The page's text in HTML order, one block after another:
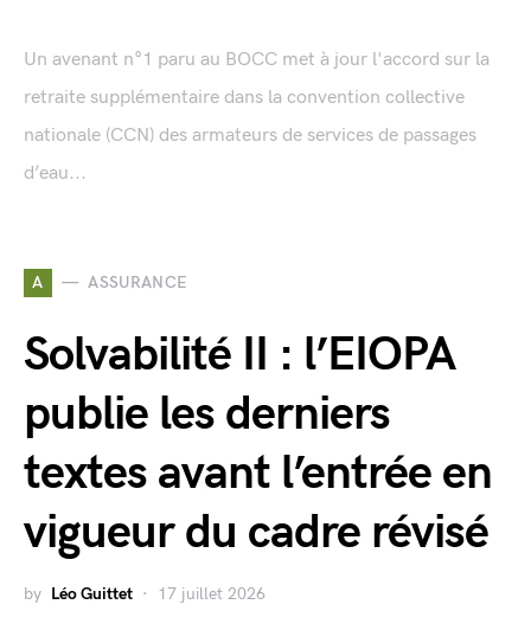
Un avenant n°1 paru au BOCC met à jour l'accord sur la
retraite supplémentaire dans la convention collective
nationale (CCN) des armateurs de services de passages
d’eau...
A ASSURANCE
Solvabilité II : l’EIOPA
publie les derniers
textes avant l’entrée en
vigueur du cadre révisé
by Léo Guittet 17 juillet 2026